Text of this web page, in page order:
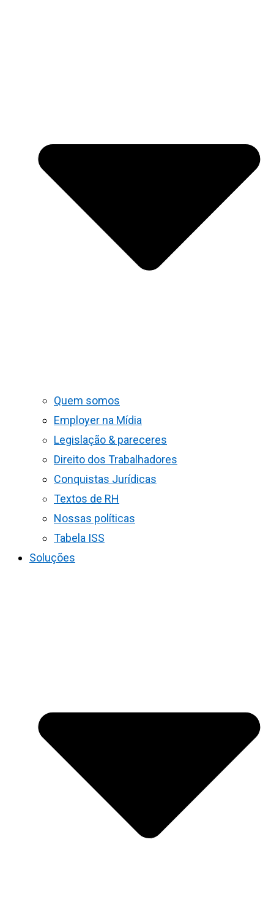
Quem somos
Employer na Mídia
Legislação & pareceres
Direito dos Trabalhadores
Conquistas Jurídicas
Textos de RH
Nossas políticas
Tabela ISS
Soluções